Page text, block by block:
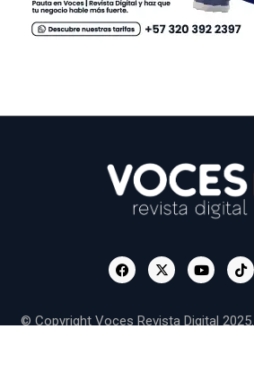
© Copyright Voces Revista Digital 2025.